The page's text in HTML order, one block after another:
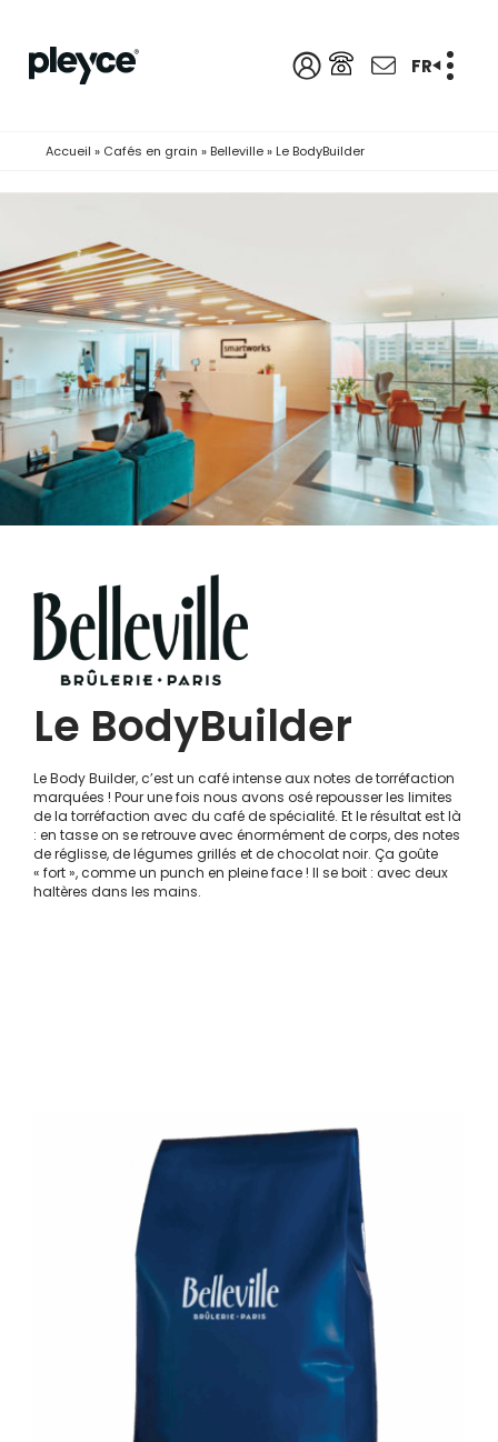
FR
Accueil » Cafés en grain » Belleville» Le BodyBuilder
Le BodyBuilder
Le Body Builder, c’est un café intense aux notes de torréfaction
marquées ! Pour une fois nous avons osé repousser les limites
de la torréfaction avec du café de spécialité. Et le résultat est là
: en tasse on se retrouve avec énormément de corps, des notes
de réglisse, de légumes grillés et de chocolat noir. Ça goûte
« fort », comme un punch en pleine face ! Il se boit : avec deux
haltères dans les mains.